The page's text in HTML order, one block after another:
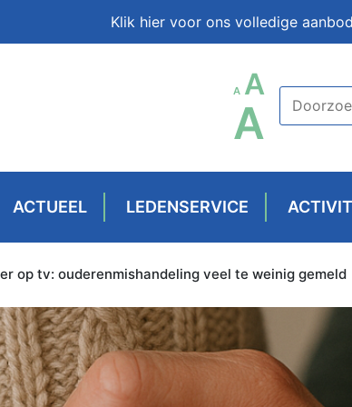
Klik hier voor ons volledige
A
LETTERTYPE
GROOTTE
A
A
ACTUEEL LEDENSERVICE
op tv: ouderenmishandeling veel te weinig gemeld